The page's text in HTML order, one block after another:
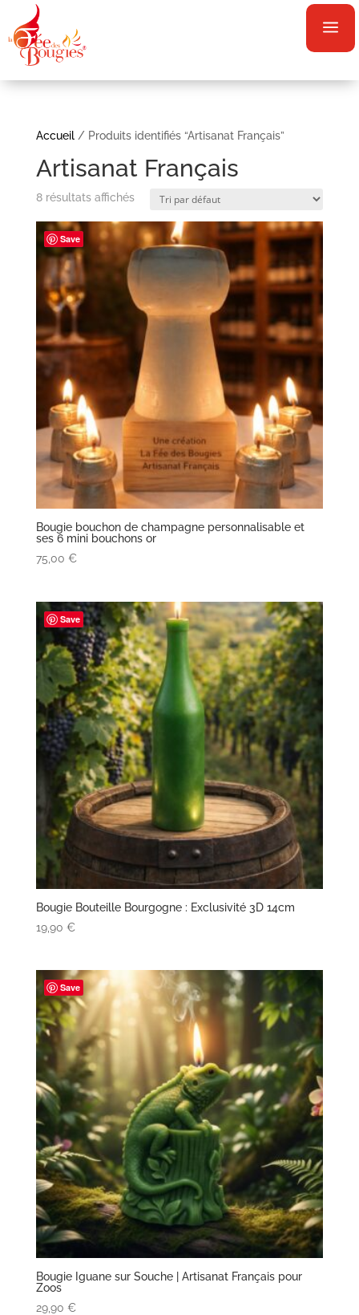
a
Accueil/ Produits identifiés “Artisanat Français”
Artisanat Français
8 résultats affichés
Save
Bougie bouchon de champagne personnalisable et
ses 6 mini bouchons or
75,00 €
Save
Bougie Bouteille Bourgogne : Exclusivité 3D 14cm
19,90 €
Save
Bougie Iguane sur Souche | Artisanat Français pour
Zoos
29,90 €